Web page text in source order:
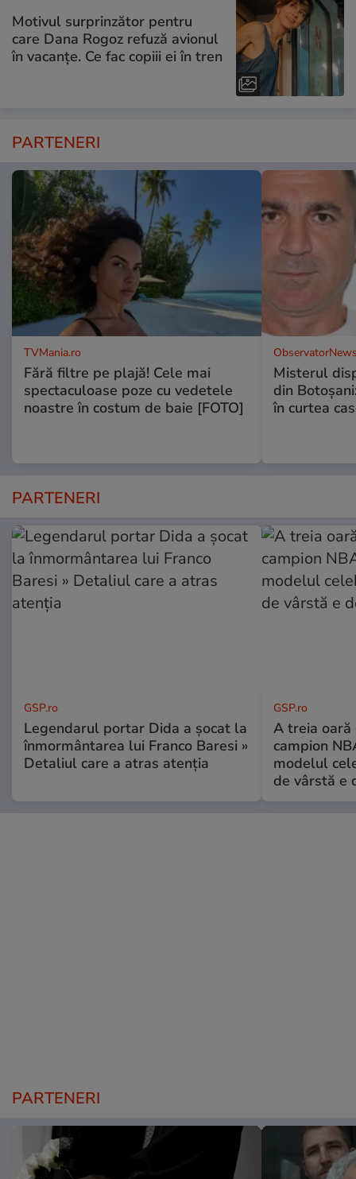
Motivul surprinzător pentru
care Dana Rogoz refuză avionul
în vacanțe. Ce fac copiii ei în tren
PARTENERI
TVMania.ro
Fără filtre pe plajă! Cele mai
spectaculoase poze cu vedetele
noastre în costum de baie [FOTO]
Misterul
din
în curtea
PARTENERI
GSP.ro
Legendarul portar Dida a șocat la
înmormântarea lui Franco Baresi »
Detaliul care a atras atenția
GSP.ro
A treia oară
campion
modelul
de vârstă e
PARTENERI